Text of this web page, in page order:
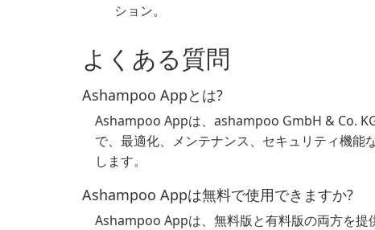
ション。
よくある質問
Ashampoo Appとは?
Ashampoo Appは、ashampoo GmbH & Co.
で、最適化、メンテナンス、セキュリティ機能
します。
Ashampoo Appは無料で使用できますか?
Ashampoo Appは、無料版と有料版の両方を提